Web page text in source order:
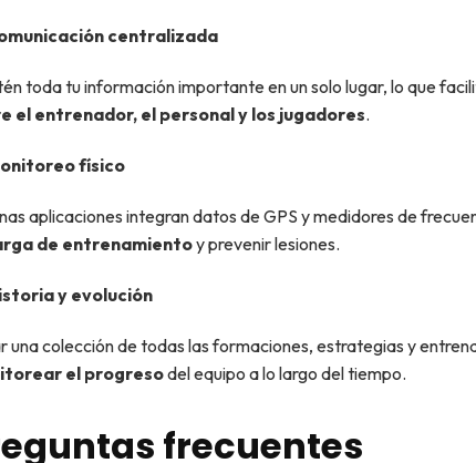
centralizada
toda tu información importante en un solo lugar, lo que
el entrenador, el personal y los jugadores.
físico
aplicaciones integran datos de GPS y medidores de
de entrenamientoy prevenir lesiones.
y evolución
una colección de todas las formaciones, estrategias y
el progresodel equipo a lo largo del tiempo.
frecuentes